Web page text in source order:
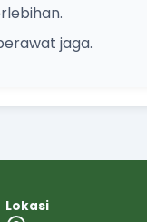
jaga.
Lokasi